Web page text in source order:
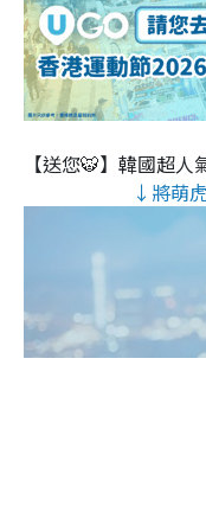
【送您🐯】韓國超
↓將萌